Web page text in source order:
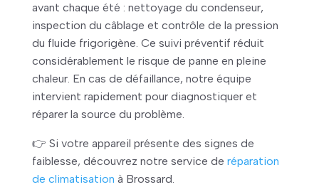
avant chaque été : nettoyage du condenseur,
inspection du câblage et contrôle de la pression
du fluide frigorigène. Ce suivi préventif réduit
considérablement le risque de panne en pleine
chaleur. En cas de défaillance, notre équipe
intervient rapidement pour diagnostiquer et
réparer la source du problème.
👉 Si votre appareil présente des signes de
faiblesse, découvrez notre service de réparation
de climatisation à Brossard.